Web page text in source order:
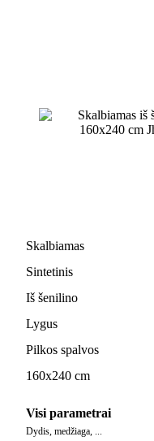
Skalbiamas
Sintetinis
Iš šenilino
Lygus
Pilkos spalvos
160x240 cm
Visi parametrai
Dydis, medžiaga, ...